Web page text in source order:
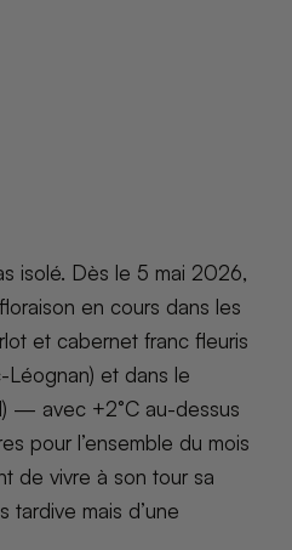
isolé. Dès le 5 mai 2026,
en cours dans les
et cabernet franc fleuris
Léognan) et dans le
— avec +2°C au-dessus
pour l’ensemble du mois
de vivre à son tour sa
tardive mais d’une